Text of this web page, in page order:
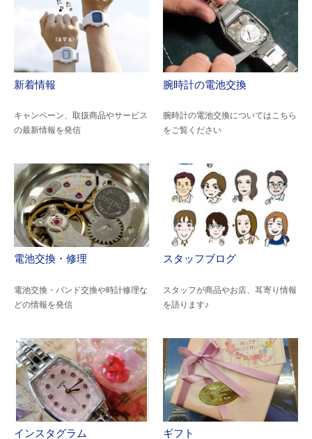
新着情報
キャンペーン、取扱商品やサービス
の最新情報を発信
腕時計の電池交換
腕時計の電池交換についてはこちら
をご覧ください
電池交換・修理
電池交換・バンド交換や時計修理な
どの情報を発信
スタッフブログ
スタッフが商品やお店、耳寄り情報
を語ります♪
インスタグラム ギフト